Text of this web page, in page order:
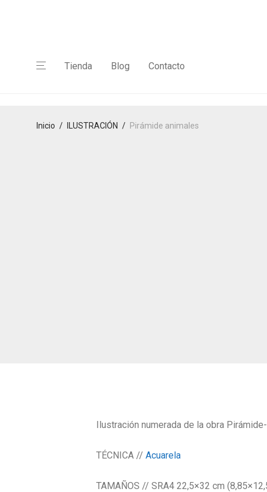
Tienda Blog Contacto
Inicio / ILUSTRACIÓN / Pirámide animales
Ilustración numerada de la obra Pirámide-
TÉCNICA // Acuarela
TAMAÑOS // SRA4 22,5×32 cm